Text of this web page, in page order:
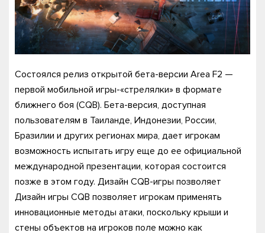
Состоялся релиз открытой бета-версии Area F2 —
первой мобильной игры-«стрелялки» в формате
ближнего боя (CQB). Бета-версия, доступная
пользователям в Таиланде, Индонезии, России,
Бразилии и других регионах мира, дает игрокам
возможность испытать игру еще до ее официальной
международной презентации, которая состоится
позже в этом году. Дизайн CQB-игры позволяет
Дизайн игры CQB позволяет игрокам применять
инновационные методы атаки, поскольку крыши и
стены объектов на игроков поле можно как